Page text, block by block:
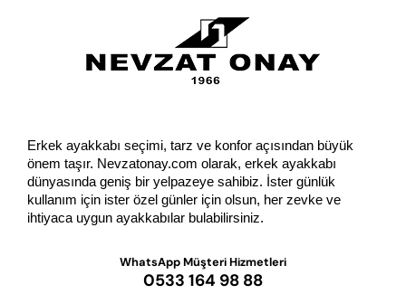
Erkek ayakkabı seçimi, tarz ve konfor açısından büyük
önem taşır. Nevzatonay.com olarak, erkek ayakkabı
dünyasında geniş bir yelpazeye sahibiz. İster günlük
kullanım için ister özel günler için olsun, her zevke ve
ihtiyaca uygun ayakkabılar bulabilirsiniz.
WhatsApp Müşteri Hizmetleri
0533 164 98 88